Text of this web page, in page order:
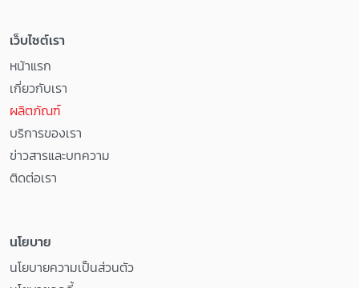
เว็บไซต์เรา
หน้าแรก
เกี่ยวกับเรา
ผลิตภัณฑ์
บริการของเรา
ข่าวสารและบทความ
ติดต่อเรา
นโยบาย
นโยบายความเป็นส่วนตัว